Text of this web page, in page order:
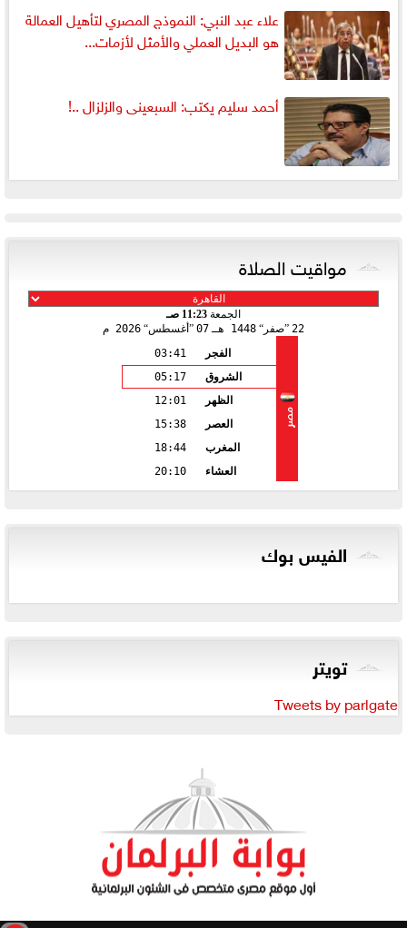
علاء عبد النبي: النموذج المصري لتأهيل العمالة
هو البديل العملي والأمثل لأزمات...
أحمد سليم يكتب: السبعينى والزلزال ..!
مواقيت الصلاة
الجمعة 11:23 صـ
22 صفر 1448 هـ 07 أغسطس 2026 م
مصر
الفجر
03:41
الشروق
05:17
الظهر
12:01
العصر
15:38
المغرب
18:44
العشاء
20:10
الفيس بوك
تويتر
Tweets by parlgate